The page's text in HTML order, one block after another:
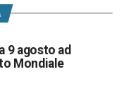
9 agosto ad
Mondiale